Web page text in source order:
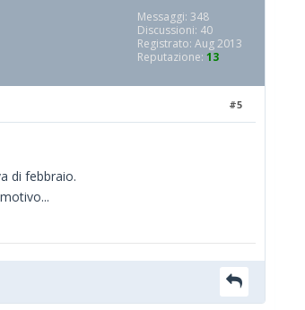
Messaggi: 348
Discussioni: 40
Registrato: Aug 2013
Reputazione: 13
#5
di febbraio.